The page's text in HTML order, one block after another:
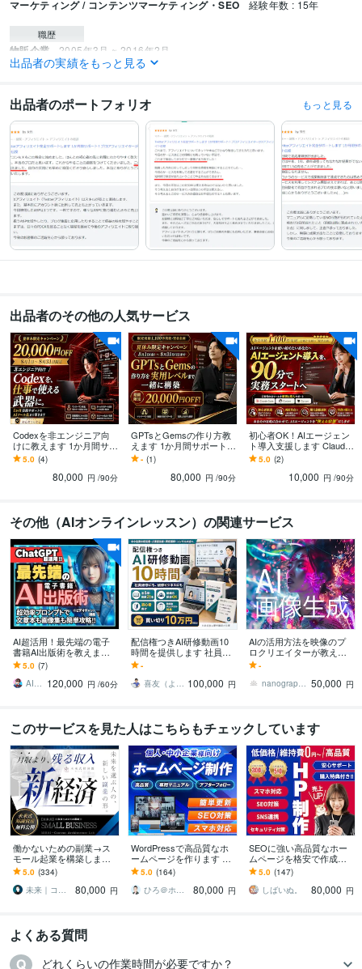
マーケティング / コンテンツマーケティング・SEO 経験年数 : 15年
職歴
物販企業 2005年3月 ~ 2016年2月
専門学校 2016年3月 ~ 2018年2月
賢者企画 2019年5月 ~ 現在
相模原経済新聞の一面に掲載されました ココナラ「アフィリエイトの相
談」ランキング1位 ココナラ「アフィリエイトの相談」おすすめ1位 バリ
ューコマース「セレラボ」専属ライター Amazonインフルエンサー認定 コ
コナラ「アフィリエイトの相談」売上ランキング1位
ココナラ「アフィリ
エイトの相談」おすすめ順1位
ココナラ「アフィリエイトの相談」お気に
入り数順1位 YouTubeチャンネル「AI収益化ラボ」インタビュー出演
資格・検定
ITパスポート 取得年 : 2015年
情報処理技術者（基本情報技術者） 取得年 : 2016年
プログラミング言語・フレームワーク
CSS:15年 HTML:15年
ビジネス・クリエイティブツール
WordPress:15年Excel:25年Google サイト:15年
Google スプレッドシート:6年Google ドキュメント:15年PowerPoint:25年
Word:25年
Google Analytics:15年
Google Search Console:15年
Stable Diffusion:3年ChatGPT:4年 Bard:4年 CapCut:10年
Vrew:5年
得意分野
生成AI活用・開発・制作 Gemini (Google) Claude (Anthropic) ChatGPT
(OpenAI) Cursor (AI搭載コードエディタ) AIエージェント導入・構築 AI S
EO戦略・ライティング AIコンテンツ自動生成システム 画像生成AI
Web制作・HP作成・EC構築 WordPressサイト構築 アフィリエイトサイ
ト設計・制作 特化型ニュース・まとめサイト構築
AIを活用したWeb制作
WebサイトのAI自動化・API連携 内部SEO対策・サイト構造最適化 サイ
ト高速化・表示改善 WordPress移行・サーバー移転 ランディングページ
（LP）制作 HTML/CSSコーディング・サイト修正
学歴
出品者の実績をもっと見る
出品者のポートフォリオ もっと見る
出品者のその他の人気サービス
Codexを非エンジニア向
けに教えます 1か月間サポ
ート！初心者でも安心ワ
ークショップ型AIコンサ
5.0 (4)
80,000 円 /90分
GPTsとGemsの作り方教
えます 1か月間サポート！
初心者でも1か月間で実用
レベルへ
- (1)
80,000 円 /90分
初心者OK！AIエージェン
ト導入支援します Claude
Claude、Codex、Cursor
など
5.0 (2)
10,000 円 /90分
その他（AIオンラインレッスン）の関連サービス
AI超活用！最先端の電子
書籍AI出版術を教えます
★10大特典付★ ベストセ
ラー作家が教える電子書
籍完全攻略法
5.0 (7)
AIマンガ講師 かいばしら／統一館出版 120,000 円 /60分
配信権つきAI研修動画10
時間を提供します 社員研
修にも、研修ビジネスに
も。買い切り・組織内配
信OK
-
喜友（よしと） AI講師、ITコンサル 100,000 円
AIの活用方法を映像のプ
ロクリエイターが教えま
す 数種のAIをPSの様に使
い加工し思い通りの上級
生成技を伝授!
-
nanographica ナノグラフィカ 50,000 円
このサービスを見た人はこちらもチェックしています
働かないための副業→ス
モール起業を構築します
初心者から個別伴走｜長
期で回るビジネスづくり
と実務AIスキル
5.0 (334)
未来｜コンテンツ起業ラボ
80,000 円
WordPressで高品質なホ
ームページを作ります シ
ンプル/SEO/ホームペー
ジ/おしゃれ/スタイリッシ
ュ
5.0 (164)
ひろ＠ホームページ制作
80,000 円
SEOに強い高品質なホー
ムページを格安で作成し
ます ホームページ制作歴1
0年以上！安いけど本格的
なHP制作
5.0 (147)
しばいぬ。
80,000 円
よくある質問
どれくらいの作業時間が必要ですか？